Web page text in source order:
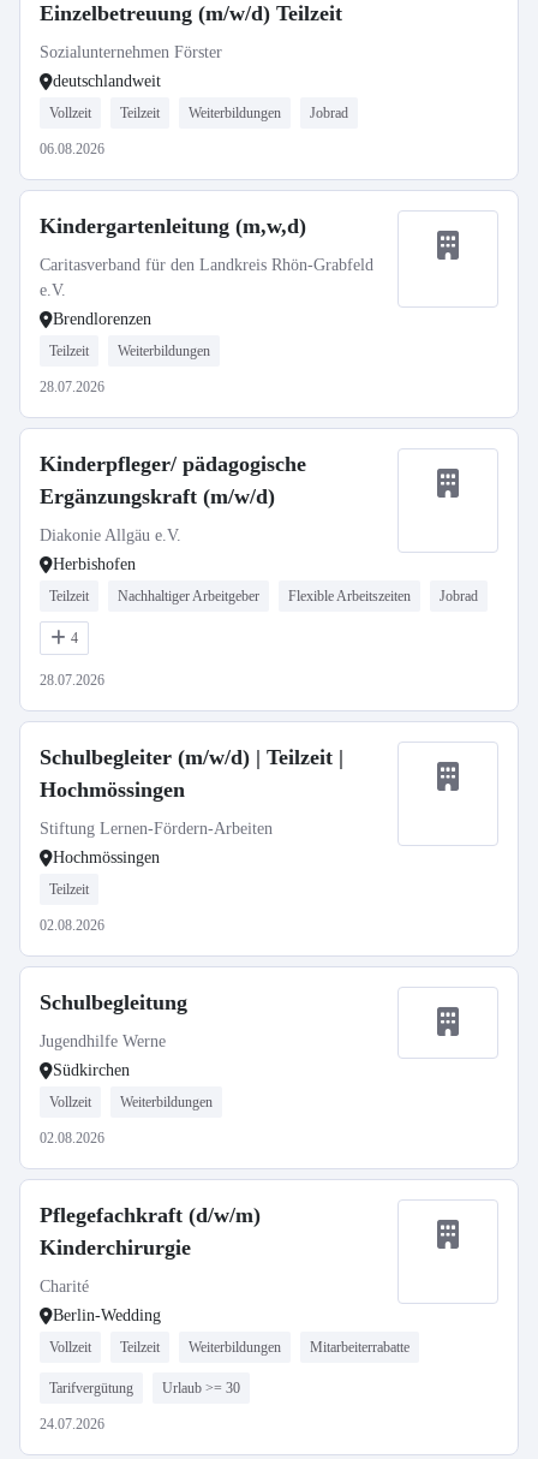
Einzelbetreuung (m/w/d) Teilzeit
Sozialunternehmen Förster
deutschlandweit
Vollzeit Teilzeit Weiterbildungen Jobrad
06.08.2026
Kindergartenleitung (m,w,d)
Caritasverband für den Landkreis Rhön-Grabfeld
e.V.
Brendlorenzen
Teilzeit Weiterbildungen
28.07.2026
Kinderpfleger/ pädagogische
Ergänzungskraft (m/w/d)
Diakonie Allgäu e.V.
Herbishofen
Teilzeit Nachhaltiger Arbeitgeber Flexible Arbeitszeiten Jobrad
4
28.07.2026
Schulbegleiter (m/w/d) | Teilzeit |
Hochmössingen
Stiftung Lernen-Fördern-Arbeiten
Hochmössingen
Teilzeit
02.08.2026
Schulbegleitung
Jugendhilfe Werne
Südkirchen
Vollzeit Weiterbildungen
02.08.2026
Pflegefachkraft (d/w/m)
Kinderchirurgie
Charité
Berlin-Wedding
Vollzeit Teilzeit Weiterbildungen Mitarbeiterrabatte
Tarifvergütung Urlaub >= 30
24.07.2026